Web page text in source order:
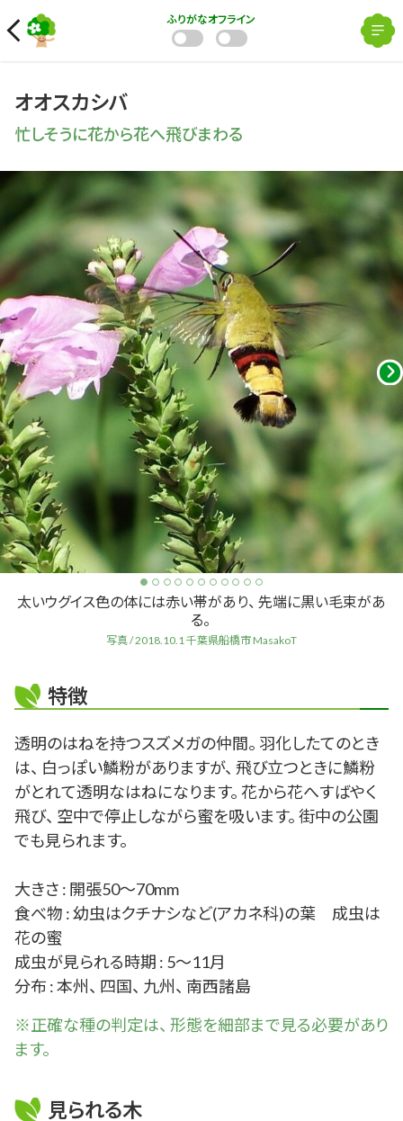
ふりがなオフライン
オオスカシバ
忙しそうに花から花へ飛びまわる
太いウグイス色の体には赤い帯があり、 先端に黒い毛束があ
る。
写真 / 2018.10.1 千葉県船橋市 MasakoT
特徴
透明のはねを持つスズメガの仲間。 羽化したてのとき
は、 白っぽい鱗粉がありますが、 飛び立つときに鱗粉
がとれて透明なはねになります。 花から花へすばやく
飛び、 空中で停止しながら蜜を吸います。 街中の公園
でも見られます。
大きさ : 開張50～70mm
食べ物 : 幼虫はクチナシなど(アカネ科)の葉 成虫は
花の蜜
成虫が見られる時期 : 5～11月
分布 : 本州、 四国、 九州、 南西諸島
※正確な種の判定は、 形態を細部まで見る必要があり
ます。
見られる木